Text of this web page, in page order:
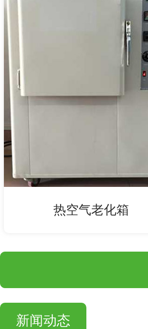
热空气老化箱
新闻动态